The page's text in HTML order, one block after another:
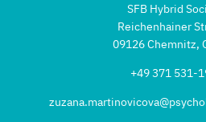
SFB Hybrid
Reichenhainer
09126 Chemnitz,
+49 371 531-